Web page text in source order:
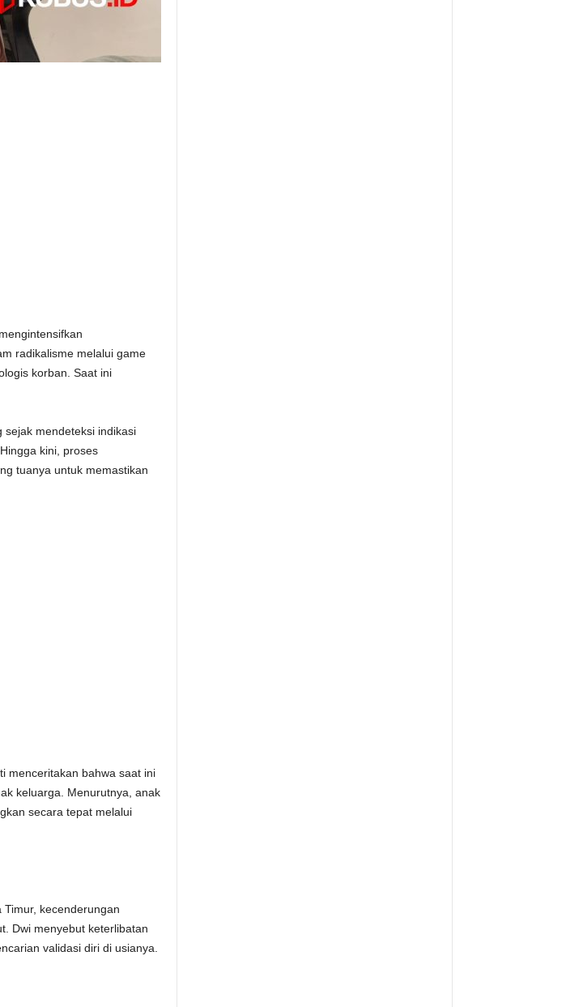
radikalisme melalui game
korban. Saat ini
sejak mendeteksi indikasi
kini, proses
tuanya untuk memastikan
menceritakan bahwa saat ini
keluarga. Menurutnya, anak
secara tepat melalui
kecenderungan
Dwi menyebut keterlibatan
validasi diri di usianya.